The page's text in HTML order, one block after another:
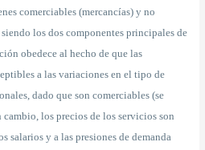
comerciables (mercancías) y no
los dos componentes principales de
obedece al hecho de que las
a las variaciones en el tipo de
dado que son comerciables (se
los precios de los servicios son
salarios y a las presiones de demanda